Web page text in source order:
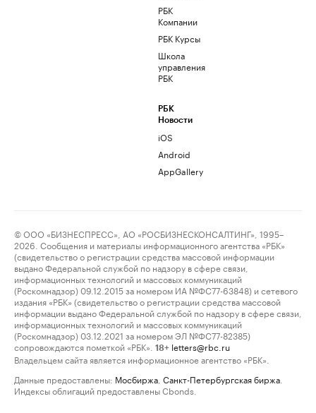
РБК
Компании
РБК Курсы
Школа
управления
РБК
РБК
Новости
iOS
Android
AppGallery
© ООО «БИЗНЕСПРЕСС», АО «РОСБИЗНЕСКОНСАЛТИНГ», 1995–
2026. Сообщения и материалы информационного агентства «РБК»
(свидетельство о регистрации средства массовой информации
выдано Федеральной службой по надзору в сфере связи,
информационных технологий и массовых коммуникаций
(Роскомнадзор) 09.12.2015 за номером ИА №ФС77-63848) и сетевого
издания «РБК» (свидетельство о регистрации средства массовой
информации выдано Федеральной службой по надзору в сфере связи,
информационных технологий и массовых коммуникаций
(Роскомнадзор) 03.12.2021 за номером ЭЛ №ФС77-82385)
сопровождаются пометкой «РБК».
18+ letters@rbc.ru
Владельцем сайта является информационное агентство «РБК».
Данные предоставлены: Мосбиржа Санкт-Петербургская биржа
Индексы облигаций предоставлены Cbonds.